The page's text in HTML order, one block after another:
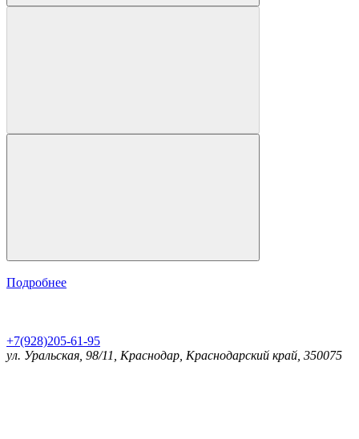
Подробнее
+7(928)205-61-95
ул. Уральская, 98/11, Краснодар, Краснодарский край, 350075